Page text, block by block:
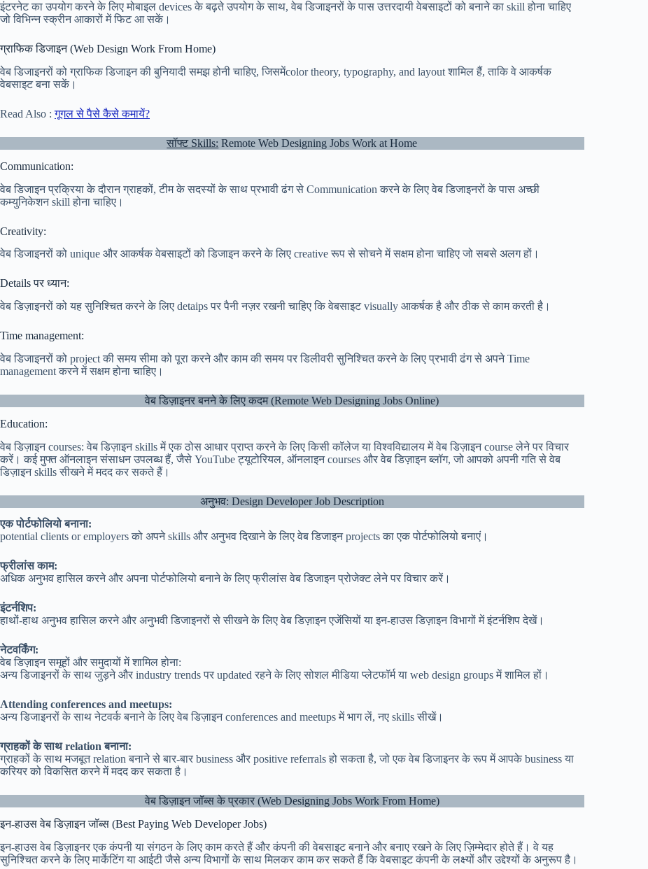
इंटरनेट का उपयोग करने के लिए मोबाइल devices के बढ़ते उपयोग के साथ, वेब डिजाइनरों के पास उत्तरदायी वेबसाइटों को बनाने का skill होना चाहिए
जो विभिन्न स्क्रीन आकारों में फिट आ सकें।
ग्राफिक डिजाइन (Web Design Work From Home)
वेब डिजाइनरों को ग्राफिक डिजाइन की बुनियादी समझ होनी चाहिए, जिसमेंcolor theory, typography, and layout शामिल हैं, ताकि वे आकर्षक
वेबसाइट बना सकें।
Read Also :गूगल से पैसे कैसे कमायें?
सॉफ्ट Skills: Remote Web Designing Jobs Work at Home
Communication:
वेब डिजाइन प्रक्रिया के दौरान ग्राहकों, टीम के सदस्यों के साथ प्रभावी ढंग से Communication करने के लिए वेब डिजाइनरों के पास अच्छी
कम्युनिकेशन skill होना चाहिए।
Creativity:
वेब डिजाइनरों को unique और आकर्षक वेबसाइटों को डिजाइन करने के लिए creative रूप से सोचने में सक्षम होना चाहिए जो सबसे अलग हों।
Details पर ध्यान:
वेब डिज़ाइनरों को यह सुनिश्चित करने के लिए detaips पर पैनी नज़र रखनी चाहिए कि वेबसाइट visually आकर्षक है और ठीक से काम करती है।
Time management:
वेब डिजाइनरों को project की समय सीमा को पूरा करने और काम की समय पर डिलीवरी सुनिश्चित करने के लिए प्रभावी ढंग से अपने Time
management करने में सक्षम होना चाहिए।
वेब डिज़ाइनर बनने के लिए कदम (Remote Web Designing Jobs Online)
Education:
वेब डिज़ाइन courses: वेब डिज़ाइन skills में एक ठोस आधार प्राप्त करने के लिए किसी कॉलेज या विश्वविद्यालय में वेब डिज़ाइन course लेने पर विचार
करें। कई मुफ्त ऑनलाइन संसाधन उपलब्ध हैं, जैसे YouTube ट्यूटोरियल, ऑनलाइन courses और वेब डिज़ाइन ब्लॉग, जो आपको अपनी गति से वेब
डिज़ाइन skills सीखने में मदद कर सकते हैं।
अनुभव: Design Developer Job Description
एक पोर्टफोलियो बनाना:
potential clients or employers को अपने skills और अनुभव दिखाने के लिए वेब डिजाइन projects का एक पोर्टफोलियो बनाएं।
फ्रीलांस काम:
अधिक अनुभव हासिल करने और अपना पोर्टफोलियो बनाने के लिए फ्रीलांस वेब डिजाइन प्रोजेक्ट लेने पर विचार करें।
इंटर्नशिप:
हाथों-हाथ अनुभव हासिल करने और अनुभवी डिजाइनरों से सीखने के लिए वेब डिज़ाइन एजेंसियों या इन-हाउस डिज़ाइन विभागों में इंटर्नशिप देखें।
नेटवर्किंग:
वेब डिज़ाइन समूहों और समुदायों में शामिल होना:
अन्य डिजाइनरों के साथ जुड़ने और industry trends पर updated रहने के लिए सोशल मीडिया प्लेटफॉर्म या web design groups में शामिल हों।
Attending conferences and meetups:
अन्य डिजाइनरों के साथ नेटवर्क बनाने के लिए वेब डिज़ाइन conferences and meetups में भाग लें, नए skills सीखें।
ग्राहकों के साथ relation बनाना:
ग्राहकों के साथ मजबूत relation बनाने से बार-बार business और positive referrals हो सकता है, जो एक वेब डिजाइनर के रूप में आपके business या
करियर को विकसित करने में मदद कर सकता है।
वेब डिज़ाइन जॉब्स के प्रकार (Web Designing Jobs Work From Home)
इन-हाउस वेब डिज़ाइन जॉब्स (Best Paying Web Developer Jobs)
इन-हाउस वेब डिज़ाइनर एक कंपनी या संगठन के लिए काम करते हैं और कंपनी की वेबसाइट बनाने और बनाए रखने के लिए ज़िम्मेदार होते हैं। वे यह
सुनिश्चित करने के लिए मार्केटिंग या आईटी जैसे अन्य विभागों के साथ मिलकर काम कर सकते हैं कि वेबसाइट कंपनी के लक्ष्यों और उद्देश्यों के अनुरूप है।